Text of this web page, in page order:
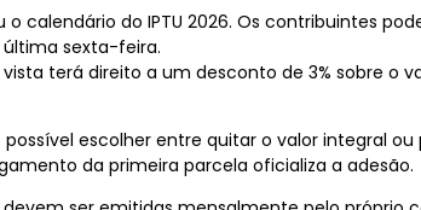
o calendário do IPTU 2026. Os contribuintes
sexta-feira.
terá direito a um desconto de 3% sobre
escolher entre quitar o valor integral ou
da primeira parcela oficializa a adesão.